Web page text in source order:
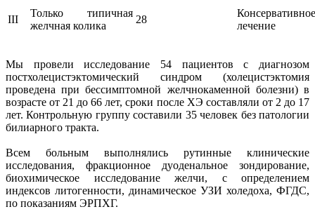
III
Только типичная
желчная колика
28
Консервативное
лечение
Мы провели исследование 54 пациентов с диагнозом
постхолецистэктомический синдром (холецистэктомия
проведена при бессимптомной желчнокаменной болезни) в
возрасте от 21 до 66 лет, сроки после ХЭ составляли от 2 до 17
лет. Контрольную группу составили 35 человек без патологии
билиарного тракта.
Всем больным выполнялись рутинные клинические
исследования, фракционное дуоденальное зондирование,
биохимическое исследование желчи, с определением
индексов литогенности, динамическое УЗИ холедоха, ФГДС,
по показаниям ЭРПХГ.